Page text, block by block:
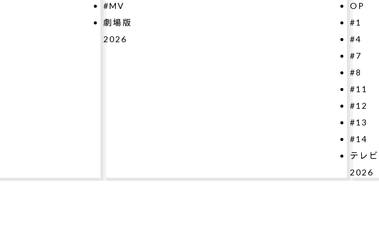
OP
#1
#4
#11
テレ
2026